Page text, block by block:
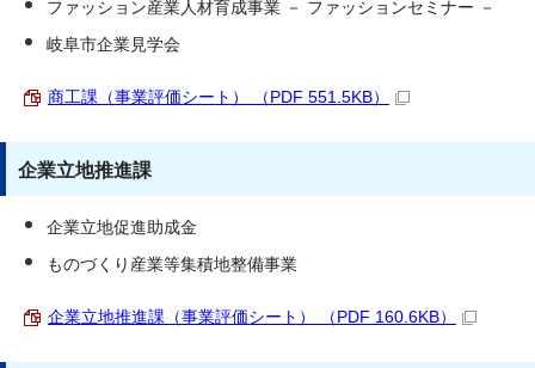
ファッション産業人材育成事業 － ファッションセミナー －
岐阜市企業見学会
商工課（事業評価シート） （PDF 551.5KB）
企業立地推進課
企業立地促進助成金
ものづくり産業等集積地整備事業
企業立地推進課（事業評価シート） （PDF 160.6KB）